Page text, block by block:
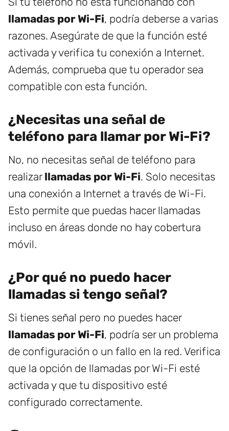
llamadas por Wi-Fi, podría deberse a varias
razones. Asegúrate de que la función esté
activada y verifica tu conexión a Internet.
Además, comprueba que tu operador sea
compatible con esta función.
¿Necesitas una señal de
teléfono para llamar por Wi-Fi?
No, no necesitas señal de teléfono para
realizar llamadas por Wi-Fi. Solo necesitas
una conexión a Internet a través de Wi-Fi.
Esto permite que puedas hacer llamadas
incluso en áreas donde no hay cobertura
móvil.
¿Por qué no puedo hacer
llamadas si tengo señal?
Si tienes señal pero no puedes hacer
llamadas por Wi-Fi, podría ser un problema
de configuración o un fallo en la red. Verifica
que la opción de llamadas por Wi-Fi esté
activada y que tu dispositivo esté
configurado correctamente.